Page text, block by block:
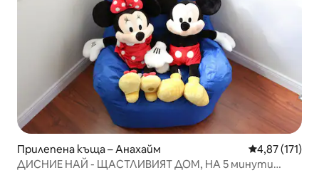
Прилепена къща – Анахайм Средна
4,87 (171)
ДИСНИЕ НАЙ - ЩАСТЛИВИЯТ ДОМ, НА 5 минути